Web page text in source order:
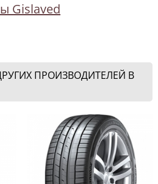
Gislaved
ПРОИЗВОДИТЕЛЕЙ В